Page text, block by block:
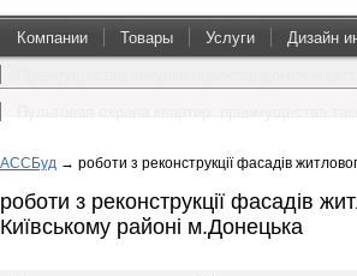
Компании Товары Услуги Дизайн
АССБуд → роботи з реконструкції фасадів
роботи з реконструкції фасадів
Київському районі м.Донецька